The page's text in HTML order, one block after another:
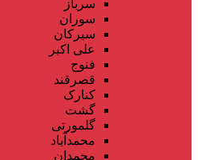
سرباز
سوران
سیرکان
علی اکبر
فنوج
قصرقند
کنارک
گشت
گلمورتی
محمدآباد
محمدان